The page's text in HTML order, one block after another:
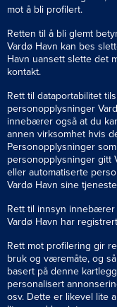
mot å bli profilert.
Retten til å bli glemt
Vardø Havn kan bes
Havn uansett slette det
kontakt.
Rett til dataportabilitet
personopplysninger
innebærer også at du
annen virksomhet hvis
Personopplysninger
personopplysninger gitt
eller automatiserte
Vardø Havn sine
Rett til innsyn
Vardø Havn har
Rett mot profilering gir
bruk og væremåte, og
basert på denne
personalisert
osv. Dette er likevel lite